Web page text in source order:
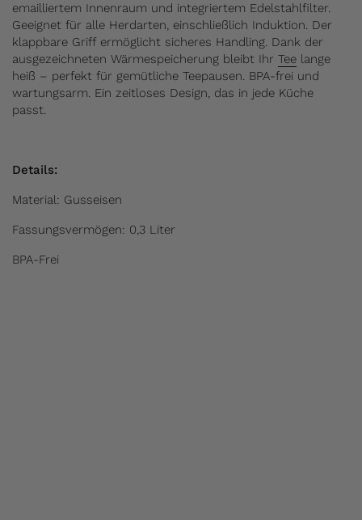
emailliertem Innenraum und integriertem Edelstahlfilter.
Geeignet für alle Herdarten, einschließlich Induktion. Der
klappbare Griff ermöglicht sicheres Handling. Dank der
ausgezeichneten Wärmespeicherung bleibt Ihr Tee lange
heiß – perfekt für gemütliche Teepausen. BPA-frei und
wartungsarm. Ein zeitloses Design, das in jede Küche
passt.
Details:
Material: Gusseisen
Fassungsvermögen: 0,3 Liter
BPA-Frei